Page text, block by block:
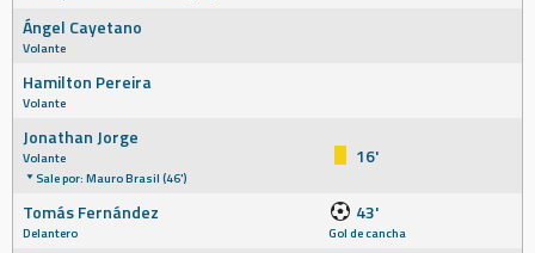
Ángel Cayetano
Volante
Hamilton Pereira
Volante
Jonathan Jorge
Volante
Sale por: Mauro Brasil (46')
16'
Tomás Fernández
Delantero
43'
Gol de cancha